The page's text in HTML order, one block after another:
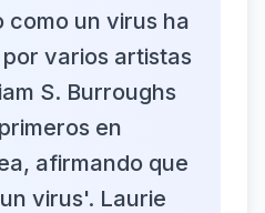
como un virus ha
varios artistas
S. Burroughs
en
afirmando que
virus'. Laurie